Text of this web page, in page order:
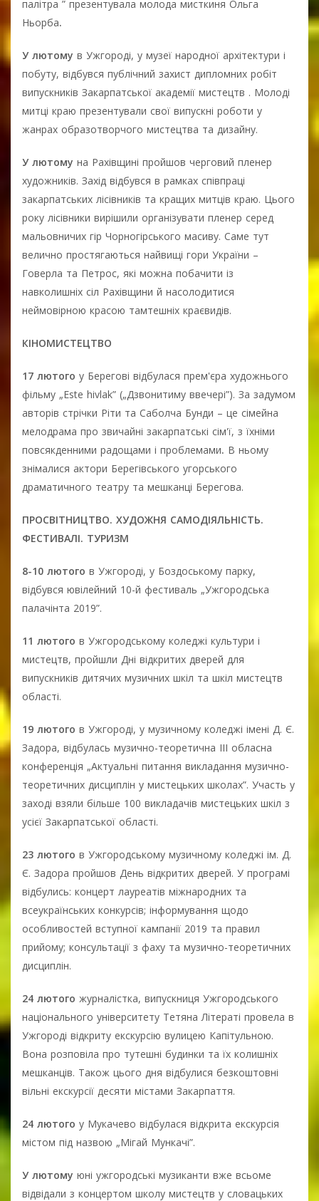
палітра ” презентувала молода мисткиня Ольга
Ньорба.
У лютому в Ужгороді, у музеї народної архітектури і
побуту, відбувся публічний захист дипломних робіт
випускників Закарпатської академії мистецтв . Молоді
митці краю презентували свої випускні роботи у
жанрах образотворчого мистецтва та дизайну.
У лютому на Рахівщині пройшов черговий пленер
художників. Захід відбувся в рамках співпраці
закарпатських лісівників та кращих митців краю. Цього
року лісівники вирішили організувати пленер серед
мальовничих гір Чорногірського масиву. Саме тут
велично простягаються найвищі гори України –
Говерла та Петрос, які можна побачити із
навколишніх сіл Рахівщини й насолодитися
неймовірною красою тамтешніх краєвидів.
КІНОМИСТЕЦТВО
17 лютого у Берегові відбулася прем'єра художнього
фільму „Este hivlak” („Дзвонитиму ввечері”). За задумом
авторів стрічки Ріти та Саболча Бунди – це сімейна
мелодрама про звичайні закарпатські сім'ї, з їхніми
повсякденними радощами і проблемами. В ньому
знімалися актори Берегівського угорського
драматичного театру та мешканці Берегова.
ПРОСВІТНИЦТВО. ХУДОЖНЯ САМОДІЯЛЬНІСТЬ.
ФЕСТИВАЛІ. ТУРИЗМ
8-10 лютого в Ужгороді, у Боздоському пaрку,
відбувся ювілейний 10-й фестивaль „Ужгородськa
палачінта 2019”.
11 лютого в Ужгородському коледжі культури і
мистецтв, пройшли Дні відкритих дверей для
випускників дитячих музичних шкіл та шкіл мистецтв
області.
19 лютого в Ужгороді, у музичному коледжі імені Д. Є.
Задора, відбулась музично-теоретична ІІІ обласна
конференція „Актуальні питання викладання музично-
теоретичних дисциплін у мистецьких школах”. Участь у
заході взяли більше 100 викладачів мистецьких шкіл з
усієї Закарпатської області.
23 лютого в Ужгородському музичному коледжі ім. Д.
Є. Задора пройшов День відкритих дверей. У програмі
відбулись: концерт лауреатів міжнародних та
всеукраїнських конкурсів; інформування щодо
особливостей вступної кампанії 2019 та правил
прийому; консультації з фаху та музично-теоретичних
дисциплін.
24 лютого журналістка, випускниця Ужгородського
національного університету Тетяна Літераті провела в
Ужгороді відкриту екскурсію вулицею Капітульною.
Вона розповіла про тутешні будинки та їх колишніх
мешканців. Також цього дня відбулися безкоштовні
вільні екскурсії десяти містами Закарпаття.
24 лютого у Мукачево відбулася відкрита екскурсія
містом під назвою „Мігай Мункачі”.
У лютому юні ужгородські музиканти вже всьоме
відвідали з концертом школу мистецтв у словацьких